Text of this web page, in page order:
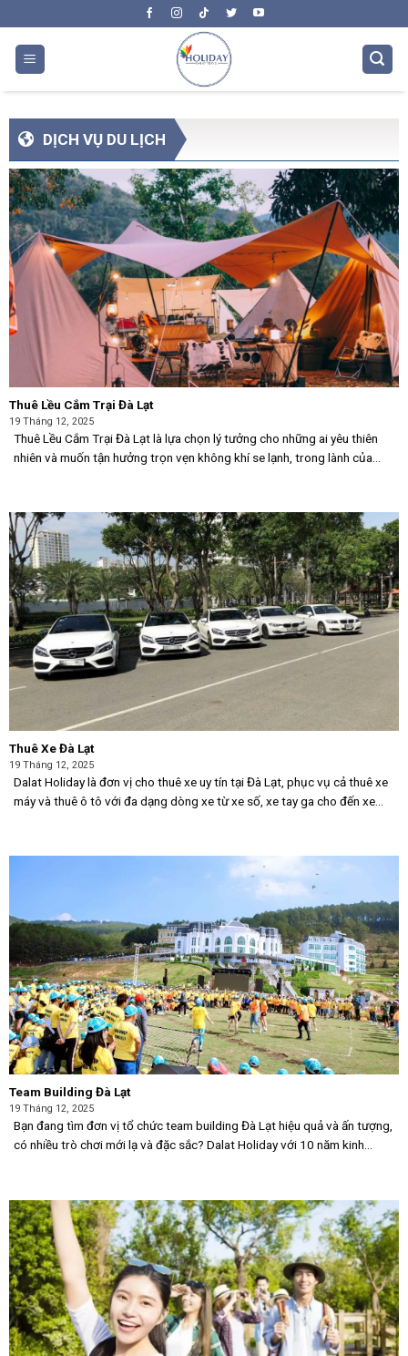
to
content
DỊCH VỤ DU LỊCH
Thuê Lều Cắm Trại Đà Lạt
19 Tháng 12, 2025
Thuê Lều Cắm Trại Đà Lạt là lựa chọn lý tưởng cho những ai yêu thiên
nhiên và muốn tận hưởng trọn vẹn không khí se lạnh, trong lành của
Thuê Xe Đà Lạt
19 Tháng 12, 2025
Dalat Holiday là đơn vị cho thuê xe uy tín tại Đà Lạt, phục vụ cả thuê xe
máy và thuê ô tô với đa dạng dòng xe từ xe số, xe tay ga cho đến xe
Team Building Đà Lạt
19 Tháng 12, 2025
Bạn đang tìm đơn vị tổ chức team building Đà Lạt hiệu quả và ấn tượng,
có nhiều trò chơi mới lạ và đặc sắc? Dalat Holiday với 10 năm kinh